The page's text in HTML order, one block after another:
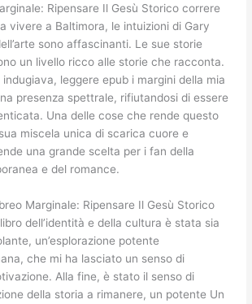
Ripensare Il Gesù Storico correre
vivere a Baltimora, le intuizioni di Gary
sono affascinanti. Le sue storie
un livello ricco alle storie che racconta.
leggere epub i margini della mia
presenza spettrale, rifiutandosi di essere
Una delle cose che rende questo
miscela unica di scarica cuore e
una grande scelta per i fan della
e del romance.
Marginale: Ripensare Il Gesù Storico
libro dell’identità e della cultura è stata sia
un’esplorazione potente
che mi ha lasciato un senso di
Alla fine, è stato il senso di
della storia a rimanere, un potente Un